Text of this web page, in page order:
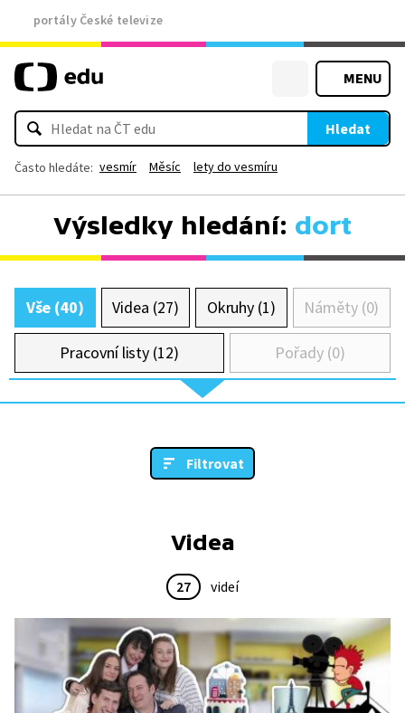
portály České televize
MENU
Hledat
Často hledáte: vesmír Měsíc lety do vesmíru
Výsledky hledání: dort
Vše (40) Videa (27) Okruhy (1) Náměty (0)
Pracovní listy (12) Pořady (0)
Filtrovat
Videa
27 videí